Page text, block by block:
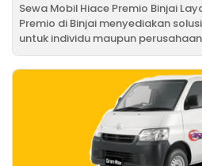
Sewa Mobil Hiace Premio Binjai
Premio di Binjai menyediakan
untuk individu maupun